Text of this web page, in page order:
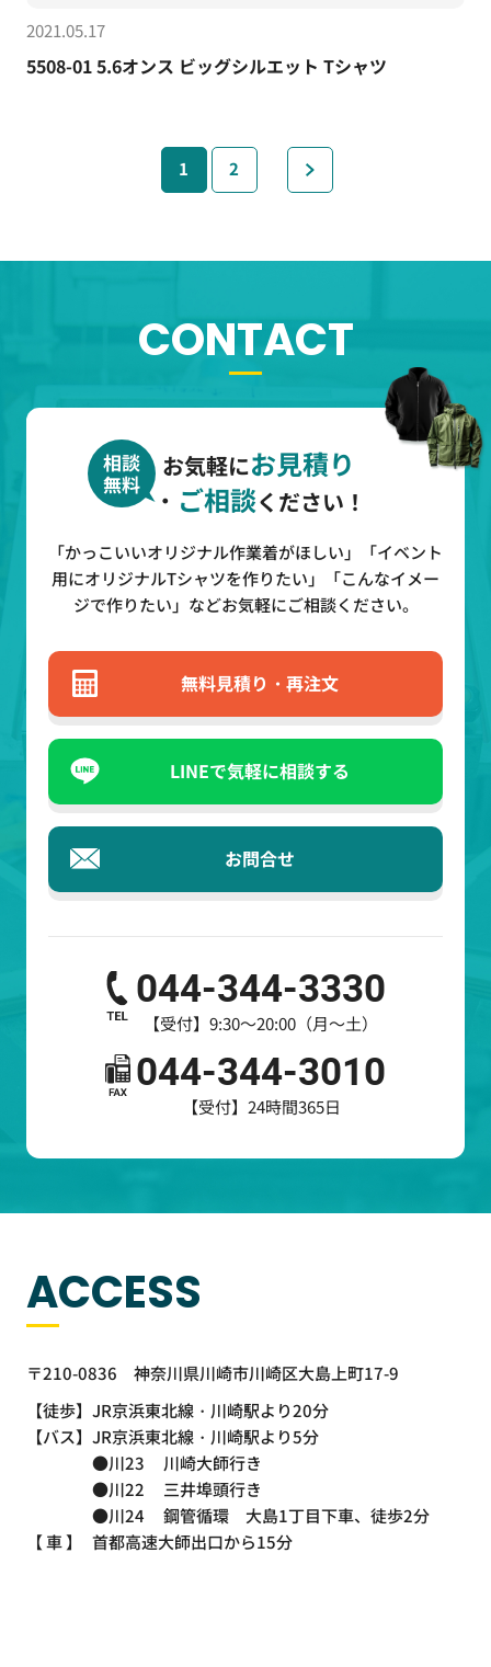
2021.05.17
5508-01 5.6オンス ビッグシルエット Tシャツ
1 2 »
CONTACT
相談
無料
お気軽にお見積り
・ ご相談ください！
「かっこいいオリジナル作業着がほしい」「イベント
用にオリジナルTシャツを作りたい」
「こんなイメー
ジで作りたい」などお気軽にご相談ください。
無料見積り・再注文
LINEで気軽に相談する
お問合せ
044-344-3330
【受付】9:30～20:00（月～土）
044-344-3010
【受付】24時間365日
ACCESS
〒210-0836 神奈川県川崎市川崎区大島上町17-9
【徒歩】 JR京浜東北線・川崎駅より20分
【バス】 JR京浜東北線・川崎駅より5分
●川23
川崎大師行き
●川22
三井埠頭行き
●川24
鋼管循環 大島1丁目下車、徒歩2分
【 車 】
首都高速大師出口から15分